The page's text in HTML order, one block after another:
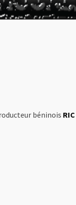
béninois RIC